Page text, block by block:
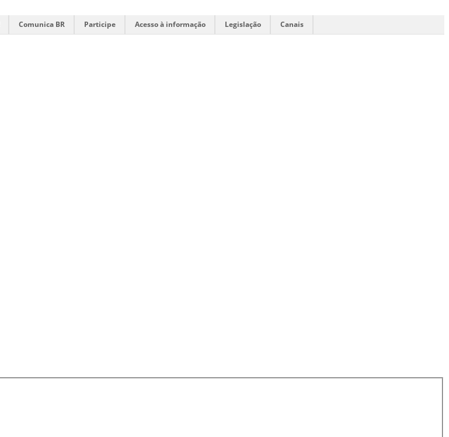
Comunica BR Participe Acesso à informação Legislação Canais